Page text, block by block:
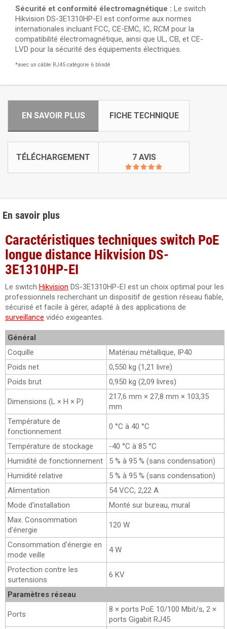
Sécurité et conformité électromagnétique : Le switch
Hikvision DS-3E1310HP-EI est conforme aux normes
internationales incluant FCC, CE-EMC, IC, RCM pour la
compatibilité électromagnétique, ainsi que UL, CB, et CE-
LVD pour la sécurité des équipements électriques.
*avec un câble RJ45 catégorie 6 blindé
EN SAVOIR PLUS FICHE TECHNIQUE
TÉLÉCHARGEMENT 7 AVIS
En savoir plus
Caractéristiques techniques switch PoE
longue distance Hikvision DS-
3E1310HP-EI
Le switch Hikvision DS-3E1310HP-EI est un choix optimal pour les
professionnels recherchant un dispositif de gestion réseau fiable,
sécurisé et facile à gérer, adapté à des applications de
surveillance vidéo exigeantes.
Général
Coquille
Matériau métallique, IP40
Poids net
0,550 kg (1,21 livre)
Poids brut
0,950 kg (2,09 livres)
Dimensions (L × H × P)
217,6 mm × 27,8 mm × 103,35
mm
Température de
fonctionnement
0 °C à 40 °C
Température de stockage
-40 °C à 85 °C
Humidité de fonctionnement
5 % à 95 % (sans condensation)
Humidité relative
5 % à 95 % (sans condensation)
Alimentation
54 VCC, 2,22 A
Mode d'installation
Monté sur bureau, mural
Max. Consommation
d'énergie
120 W
Consommation d'énergie en
mode veille
4 W
Protection contre les
surtensions
6 KV
Paramètres réseau
Ports
8 × ports PoE 10/100 Mbit/s, 2 ×
ports Gigabit RJ45